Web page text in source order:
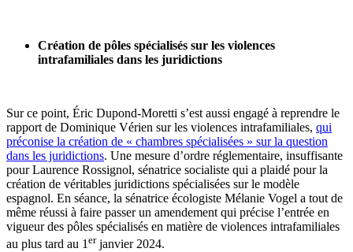
Création de pôles spécialisés sur les violences
intrafamiliales dans les juridictions
Sur ce point, Éric Dupond-Moretti s’est aussi engagé à reprendre le
rapport de Dominique Vérien sur les violences intrafamiliales, qui
préconise la création de « chambres spécialisées » sur la question
dans les juridictions. Une mesure d’ordre réglementaire, insuffisante
pour Laurence Rossignol, sénatrice socialiste qui a plaidé pour la
création de véritables juridictions spécialisées sur le modèle
espagnol. En séance, la sénatrice écologiste Mélanie Vogel a tout de
même réussi à faire passer un amendement qui précise l’entrée en
vigueur des pôles spécialisés en matière de violences intrafamiliales
au plus tard au 1erjanvier 2024.